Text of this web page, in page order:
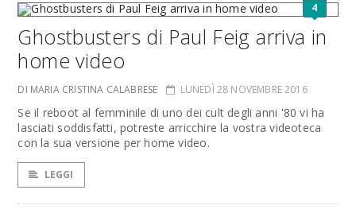
4
Ghostbusters di Paul Feig arriva in
home video
DI MARIA CRISTINA CALABRESE LUNEDÌ 28 NOVEMBRE 2016
Se il reboot al femminile di uno dei cult degli anni '80 vi ha
lasciati soddisfatti, potreste arricchire la vostra videoteca
con la sua versione per home video.
LEGGI